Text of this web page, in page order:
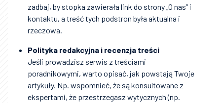
zadbaj, by stopka zawierała link do strony „O nas” i
kontaktu, a treść tych podstron była aktualna i
rzeczowa.
Polityka redakcyjna i recenzja treści
Jeśli prowadzisz serwis z treściami
poradnikowymi, warto opisać, jak powstają Twoje
artykuły. Np. wspomnieć, że są konsultowane z
ekspertami, że przestrzegasz wytycznych (np.